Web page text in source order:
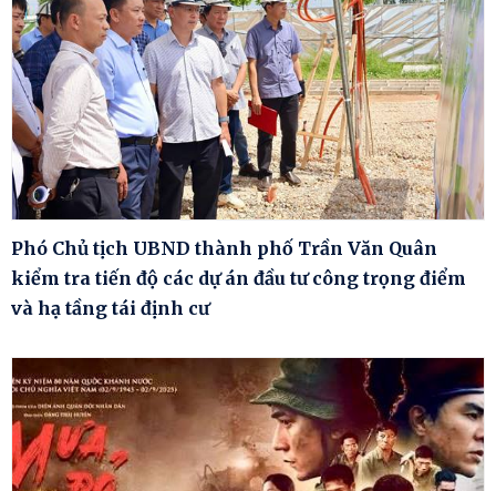
Phó Chủ tịch UBND thành phố Trần Văn Quân
kiểm tra tiến độ các dự án đầu tư công trọng điểm
và hạ tầng tái định cư